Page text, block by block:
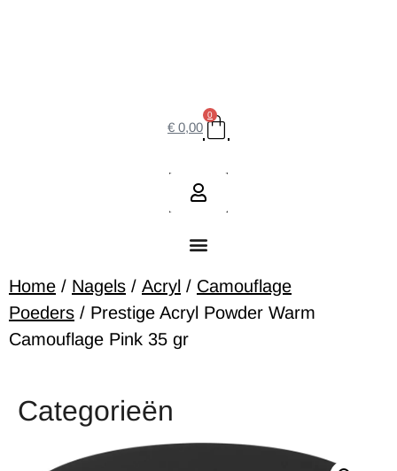
€ 0,00
0
Home / Nagels / Acryl / Camouflage
Poeders / Prestige Acryl Powder Warm
Camouflage Pink 35 gr
Categorieën